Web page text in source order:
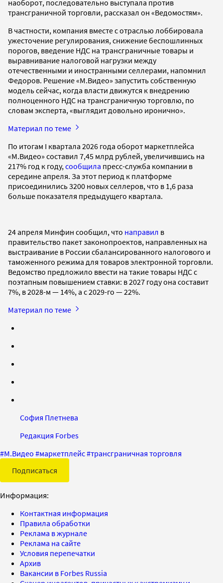
наоборот, последовательно выступала против
трансграничной торговли, рассказал он «Ведомостям».
В частности, компания вместе с отраслью лоббировала
ужесточение регулирования, снижение беспошлинных
порогов, введение НДС на трансграничные товары и
выравнивание налоговой нагрузки между
отечественными и иностранными селлерами, напомнил
Федоров. Решение «М.Видео» запустить собственную
модель сейчас, когда власти движутся к внедрению
полноценного НДС на трансграничную торговлю, по
словам эксперта, «выглядит довольно иронично».
Материал по теме
По итогам I квартала 2026 года оборот маркетплейса
«М.Видео» составил 7,45 млрд рублей, увеличившись на
217% год к году, сообщила пресс-служба компании в
середине апреля. За этот период к платформе
присоединились 3200 новых селлеров, что в 1,6 раза
больше показателя предыдущего квартала.
24 апреля Минфин сообщил, что направил в
правительство пакет законопроектов, направленных на
выстраивание в России сбалансированного налогового и
таможенного режима для товаров электронной торговли.
Ведомство предложило ввести на такие товары НДС с
поэтапным повышением ставки: в 2027 году она составит
7%, в 2028-м — 14%, а с 2029-го — 22%.
Материал по теме
София Плетнева
Редакция Forbes
#М.Видео #маркетплейс#трансграничная торговля
Подписаться
Информация:
Контактная информация
Правила обработки
Реклама в журнале
Реклама на сайте
Условия перепечатки
Архив
Вакансии в Forbes Russia